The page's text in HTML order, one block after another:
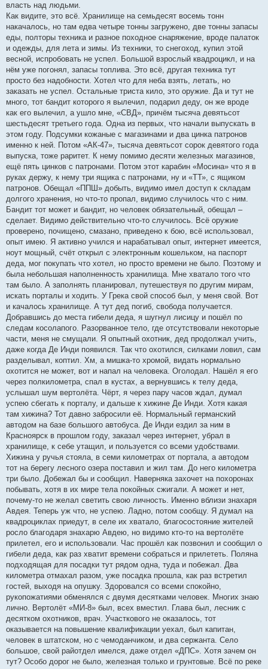
власть над людьми.
Как видите, это всё. Хранилище на семьдесят восемь тонн
накачалось, но там едва четыре тонны загружено, две тонны запасы
еды, полторы техника и разное походное снаряжение, вроде палаток
и одежды, для лета и зимы. Из техники, то снегоход, купил этой
весной, испробовать не успел. Большой взрослый квадроцикл, и на
нём уже погонял, запасы топлива. Это всё, другая техника тут
просто без надобности. Хотел что для неба взять, летать, но
заказать не успел. Остальные триста кило, это оружие. Да и тут не
много, тот бандит которого я вылечил, подарил деду, он же вроде
как его вылечил, а ушло мне, «СВД», причём тысяча девятьсот
шестьдесят третьего года. Одна из первых, что начали выпускать в
этом году. Подсумки кожаные с магазинами и два цинка патронов
именно к ней. Потом «АК-47», тысяча девятьсот сорок девятого года
выпуска, тоже раритет. К нему помимо десяти железных магазинов,
ещё пять цинков с патронами. Потом этот карабин «Мосина» что я в
руках держу, к нему три ящика с патронами, ну и «ТТ», с ящиком
патронов. Обещал «ППШ» добыть, видимо имел доступ к складам
долгого хранения, но что-то пропал, видимо случилось что с ним.
Бандит тот может и бандит, но человек обязательный, обещал –
сделает. Видимо действительно что-то случилось. Всё оружие
проверено, почищено, смазано, приведено к бою, всё использовал,
опыт имею. Я активно учился и нарабатывал опыт, интернет имеется,
ноут мощный, счёт открыл с электронным кошельком, на паспорт
деда, мог покупать что хотел, но просто времени не было. Поэтому и
была небольшая наполненность хранилища. Мне хватало того что
там было. А заполнять планировал, путешествуя по другим мирам,
искать порталы и ходить. У Грека свой способ был, у меня свой. Вот
и качалось хранилище. А тут дед погиб, свобода получается.
Добравшись до места гибели деда, я шугнул лисицу и пошёл по
следам косолапого. Разорванное тело, где отсутствовали некоторые
части, меня не смущали. Я опытный охотник, дед продолжал учить,
даже когда Де Инди появился. Так что охотился, силками ловил, сам
разделывал, коптил. Хм, а мишка-то хромой, видать нормально
охотится не может, вот и напал на человека. Оголодал. Нашёл я его
через полкилометра, спал в кустах, а вернувшись к телу деда,
услышал шум вертолёта. Чёрт, я через пару часов ждал, думал
успею сбегать к порталу, и дальше к хижине Де Инди. Хотя какая
там хижина? Тот давно забросили её. Нормальный германский
автодом на базе большого автобуса. Де Инди ездил за ним в
Красноярск в прошлом году, заказал через интернет, убрал в
хранилище, к себе утащил, и пользуется со всеми удобствами.
Хижина у ручья стояла, в семи километрах от портала, а автодом
тот на берегу лесного озера поставил и жил там. До него километра
три было. Добежал бы и сообщил. Наверняка захочет на похоронах
побывать, хотя в их мире тела покойных сжигали. А может и нет,
почему-то не желал светить свою личность. Именно вблизи знахаря
Авдея. Теперь уж что, не успею. Ладно, потом сообщу. Я думал на
квадроциклах приедут, в селе их хватало, благосостояние жителей
росло благодаря знахарю Авдею, но видимо кто-то на вертолёте
прилетел, его и использовали. Час прошёл как позвонил и сообщил о
гибели деда, как раз хватит времени собраться и прилететь. Поляна
подходящая для посадки тут рядом одна, туда и побежал. Два
километра отмахал разом, уже посадка прошла, как раз встретил
гостей, выходя на опушку. Здоровался со всеми спокойно,
рукопожатиями обменялся с двумя десятками человек. Многих знаю
лично. Вертолёт «МИ-8» был, всех вместил. Глава был, лесник с
десятком охотников, врач. Участкового не оказалось, тот
оказывается на повышение квалификации уехал, был капитан,
человек в штатском, но с чемоданчиком, и два сержанта. Село
большое, свой райотдел имелся, даже отдел «ДПС». Хотя зачем он
тут? Особо дорог не было, железная только и грунтовые. Всё по реке